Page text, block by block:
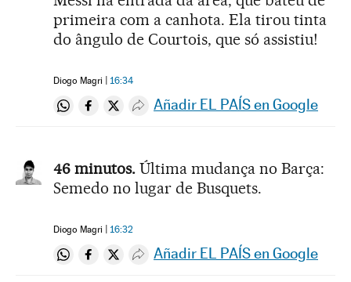
primeira com a canhota. Ela tirou tinta
do ângulo de Courtois, que só assistiu!
Diogo Magri 16:34
Compartir en Whatsapp
Compartir en Facebook
Compartir en Twitter
Desplegar Redes Sociales
Añadir EL PAÍS en Google
46 minutos. Última mudança no Barça:
Semedo no lugar de Busquets.
Diogo Magri 16:32
Compartir en Whatsapp
Compartir en Facebook
Compartir en Twitter
Desplegar Redes Sociales
Añadir EL PAÍS en Google